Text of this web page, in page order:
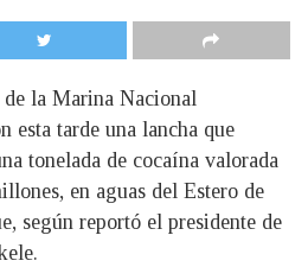
de la Marina Nacional
esta tarde una lancha que
tonelada de cocaína valorada
en aguas del Estero de
según reportó el presidente de